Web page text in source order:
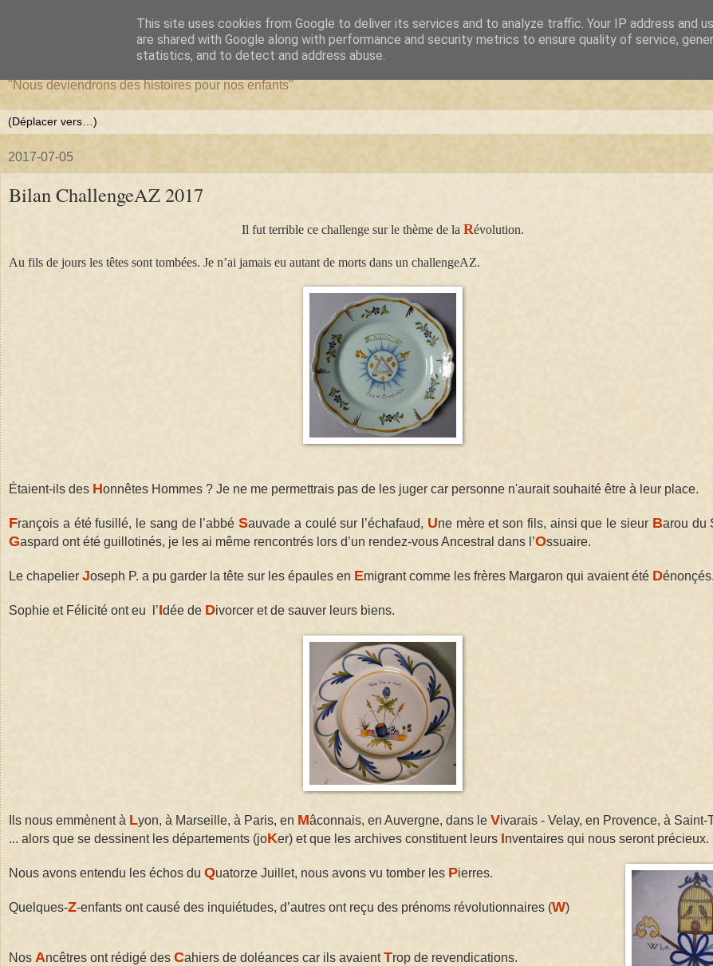
La forêt de Briqueloup
"Nous deviendrons des histoires pour nos enfants"
2017-07-05
Bilan ChallengeAZ 2017
Il fut terrible ce challenge sur le thème de la Révolution.
Au fils de jours les têtes sont tombées. Je n’ai jamais eu autant de morts dans un challengeAZ.
Étaient-ils des Honnêtes Hommes ? Je ne me permettrais pas de les juger car personne n'aurait souhaité être à leur place.
François a été fusillé, le sang de l’abbéSauvade a coulé sur l’échafaud, Une mère et son fils, ainsi que le sieur Barou du
Gaspard ont été guillotinés, je les ai même rencontrés lors d’un rendez-vous Ancestral dans l’Ossuaire.
Le chapelier Joseph P. a pu garder la tête sur les épaules en Emigrant comme les frères Margaron qui avaient été Dénonçés.
Sophie et Félicité ont eu l’Idée de Divorcer et de sauver leurs biens.
Ils nous emmènent à Lyon, à Marseille, à Paris, en Mâconnais, en Auvergne, dans le Vivarais - Velay, en Provence, à Saint-
... alors que se dessinent les départements (joKer) et que les archives constituent leurs Inventaires qui nous seront précieux.
Nous avons entendu les échos du Quatorze Juillet, nous avons vu tomber les Pierres.
Quelques-Z-enfants ont causé des inquiétudes, d’autres ont reçu des prénoms révolutionnaires (W)
Nos Ancêtres ont rédigé des Cahiers de doléances car ils avaientTrop de revendications.
This site uses cookies from Google to deliver its services and to analyze traffic. Your IP address and
are shared with Google along with performance and security metrics to ensure quality of service,
statistics, and to detect and address abuse.